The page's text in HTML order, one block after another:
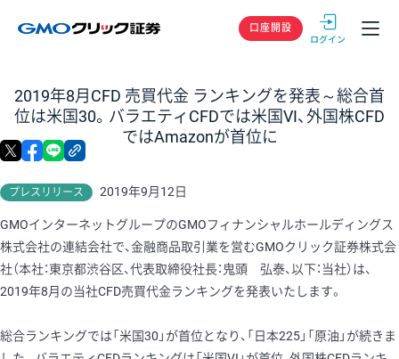
GMOクリック
口座開設
2019年8月CFD 売買代金 ランキングを発表～総合首
位は米国30。バラエティCFDでは米国VI、外国株CFD
ではAmazonが首位に
プレスリリース 2019年9月12日
X facebook
GMOインターネットグループのGMOフィナンシャルホールディングス
株式会社の連結会社で、金融商品取引業を営むGMOクリック証券株式会
社（本社：東京都渋谷区、代表取締役社長：鬼頭 弘泰、以下：当社）は、
2019年8月の当社CFD売買代金ランキングを発表いたします。
総合ランキングでは「米国30」が首位となり、「日本225」「原油」が続きま